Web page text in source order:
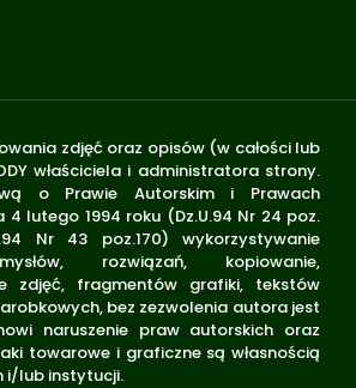
zdjęć oraz opisów (w całości lub
właściciela i administratora strony.
o Prawie Autorskim i Prawach
4 lutego 1994 roku (Dz.U.94 Nr 24 poz.
Nr 43 poz.170) wykorzystywanie
rozwiązań, kopiowanie,
zdjęć, fragmentów grafiki, tekstów
bez zezwolenia autora jest
naruszenie praw autorskich oraz
towarowe i graficzne są własnością
i/lub instytucji.